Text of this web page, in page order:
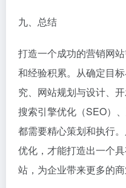
九、总结
打造一个成功的营销网
和经验积累。从确定目
究、网站规划与设计、
搜索引擎优化（SEO）
都需要精心策划和执行
优化，才能打造出一个
站，为企业带来更多的商